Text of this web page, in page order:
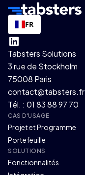
FR
Tabsters Solutions
3 rue de Stockholm
75008 Paris
contact@tabsters.fr
Tél. : 01 83 88 97 70
CAS D'USAGE
Projet et Programme
Portefeuille
SOLUTIONS
Fonctionnalités